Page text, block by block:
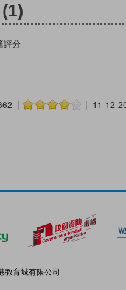
(1)
評分
| | 11-12-
教育城有限公司